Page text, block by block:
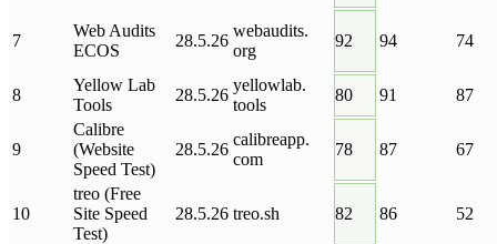
7
Web Audits
ECOS
28.5.26
webaudits.
org
92 94 74
8
Yellow Lab
Tools
28.5.26
yellowlab.
tools
80 91 87
9
Calibre
(Website
Speed Test)
28.5.26
calibreapp.
com
78 87 67
10
treo (Free
Site Speed
Test)
28.5.26 treo.sh 82 86 52